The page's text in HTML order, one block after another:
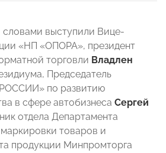
выступили Вице-
«НП «ОПОРА», президент
торговли Владлен
Председатель
по развитию
в сфере автобизнеса Сергей
отдела Департамента
товаров и
продукции Минпромторга